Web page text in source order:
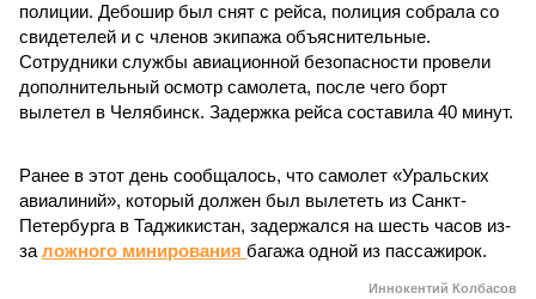
полиции. Дебошир был снят с рейса, полиция собрала со
свидетелей и с членов экипажа объяснительные.
Сотрудники службы авиационной безопасности провели
дополнительный осмотр самолета, после чего борт
вылетел в Челябинск. Задержка рейса составила 40 минут.
Ранее в этот день сообщалось, что самолет «Уральских
авиалиний», который должен был вылететь из Санкт-
Петербурга в Таджикистан, задержался на шесть часов из-
за ложного минирования багажа одной из пассажирок.
Иннокентий Колбасов